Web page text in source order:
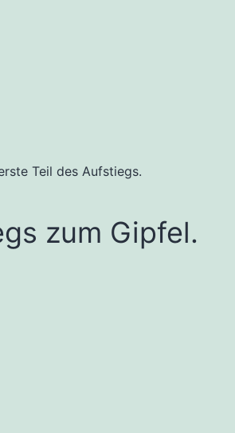
Teil des Aufstiegs.
zum Gipfel.